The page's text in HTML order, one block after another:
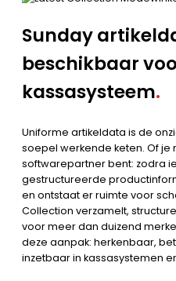
Sunday
beschikbaar
kassasysteem.
Uniforme artikeldata is de
soepel werkende keten. Of je
softwarepartner bent: zodra
gestructureerde
en ontstaat er ruimte voor
Collection verzamelt,
voor meer dan duizend
deze aanpak: herkenbaar,
inzetbaar in kassasystemen